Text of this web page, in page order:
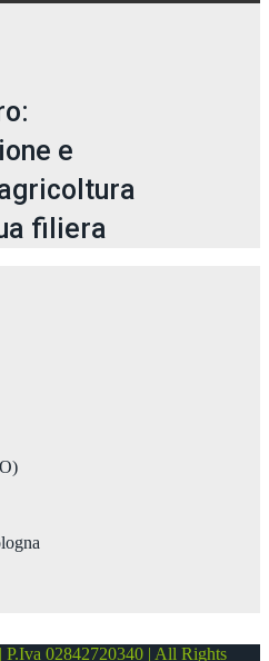
e
filiera
02842720340 | All Rights